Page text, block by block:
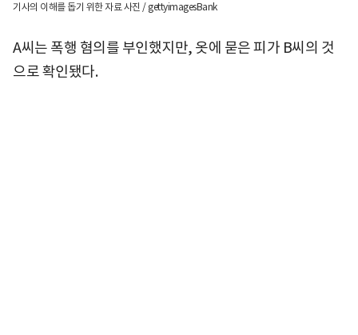
기사의 이해를 돕기 위한 자료 사진 / gettyimagesBank
A씨는 폭행 혐의를 부인했지만, 옷에 묻은 피가 B씨의 것
으로 확인됐다.